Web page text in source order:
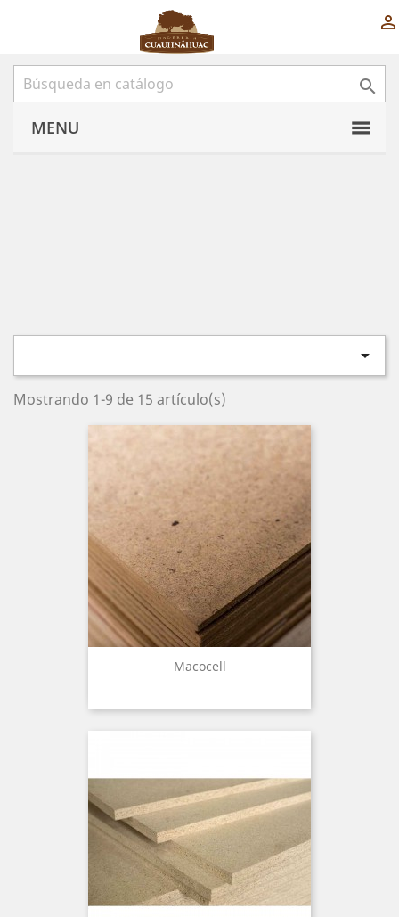


MENU

Mostrando 1-9 de 15 artículo(s)
Macocell